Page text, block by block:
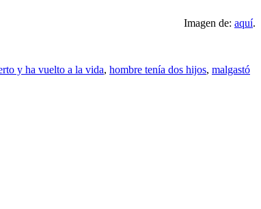
Imagen de: aquí.
y ha vuelto a la vida, hombre tenía dos hijos, malgastó